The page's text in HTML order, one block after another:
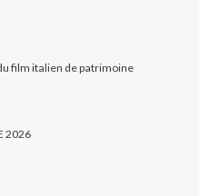
film italien de patrimoine
2026